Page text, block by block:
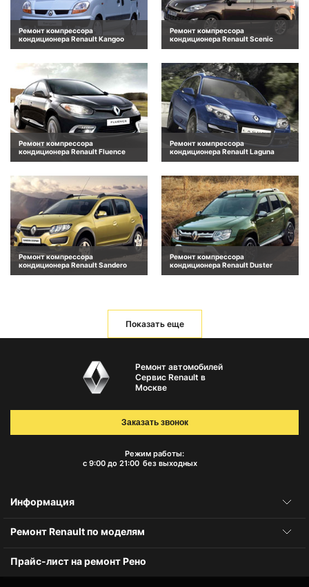
Ремонт компрессора
кондиционера Renault Kangoo
Ремонт компрессора
кондиционера Renault Scenic
Ремонт компрессора
кондиционера Renault Fluence
Ремонт компрессора
кондиционера Renault Laguna
Ремонт компрессора
кондиционера Renault Sandero
Ремонт компрессора
кондиционера Renault Duster
Показать еще
Ремонт автомобилей
Сервис Renault в
Москве
Режим работы:
с 9:00 до 21:00 без выходных
Заказать звонок
Информация
Ремонт Renault по моделям
Прайс-лист на ремонт Рено